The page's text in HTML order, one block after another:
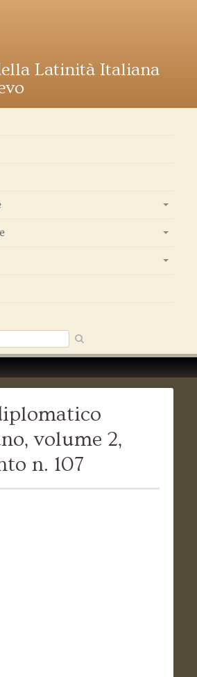
Latinità Italiana
volume 2,
n. 107